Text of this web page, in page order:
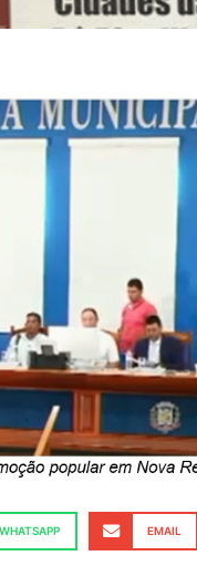
WHATSAPP EMAIL